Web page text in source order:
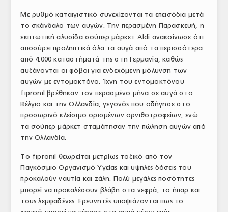
Με ρυθμό καταιγιστικό συνεχίζονται τα επεισόδια μετά
το σκάνδαλο των αυγών. Την περασμένη Παρασκευή, η
εκπτωτική αλυσίδα σούπερ μάρκετ Aldi ανακοίνωσε ότι
αποσύρει προληπτικά όλα τα αυγά από τα περισσότερα
από 4.000 καταστήματά της στη Γερμανία, καθώς
αυξάνονται οι φόβοι για ενδεχόμενη μόλυνση των
αυγών με εντομοκτόνο. Ίχνη του εντομοκτόνου
fipronil βρέθηκαν τον περασμένο μήνα σε αυγά στο
Βέλγιο και την Ολλανδία, γεγονός που οδήγησε στο
προσωρινό κλείσιμο ορισμένων ορνιθοτροφείων, ενώ
τα σούπερ μάρκετ σταμάτησαν την πώληση αυγών από
την Ολλανδία.
Το fipronil θεωρείται μετρίως τοξικό από τον
Παγκόσμιο Οργανισμό Υγείας και υψηλές δόσεις του
προκαλούν ναυτία και ζάλη. Πολύ μεγάλες ποσότητες
μπορεί να προκαλέσουν βλάβη στα νεφρά, το ήπαρ και
τους λεμφαδένες. Ερευνητές υποψιάζονται πως το